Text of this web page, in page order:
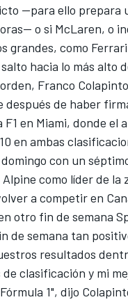
—para ello prepara
o si McLaren, o
grandes, como Ferrari
hacia lo más alto
Franco Colapinto
después de haber
F1 en Miami, donde el
en ambas
con un
Alpine como líder de la
a competir en
otro fin de semana
de semana tan
resultados
de clasificación y mi
1", dijo